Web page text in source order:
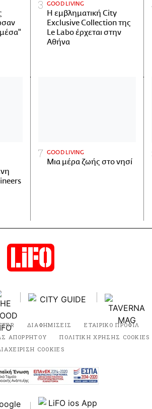
GOOD LIVING
Η εμβληματική City
Exclusive Collection της
Le Labo έρχεται στην
Αθήνα
GOOD LIVING
Μια μέρα ζωής στο νησί
ΔΙΑΦΗΜΙΣΕΙΣ ΕΤΑΙΡΙΚΟ ΠΡΟΦΙΛ
ΑΠΟΡΡΗΤΟΥ
ΠΟΛΙΤΙΚΗ ΧΡΗΣΗΣ COOKIES
COOKIES